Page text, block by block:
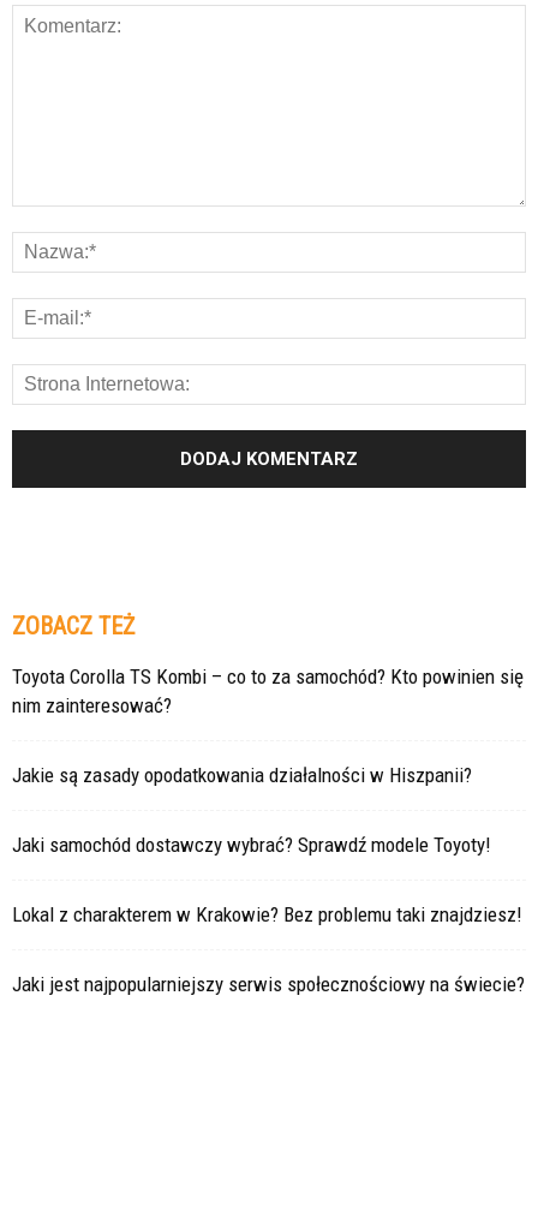
ZOBACZ TEŻ
Toyota Corolla TS Kombi – co to za samochód? Kto powinien się
nim zainteresować?
Jakie są zasady opodatkowania działalności w Hiszpanii?
Jaki samochód dostawczy wybrać? Sprawdź modele Toyoty!
Lokal z charakterem w Krakowie? Bez problemu taki znajdziesz!
Jaki jest najpopularniejszy serwis społecznościowy na świecie?